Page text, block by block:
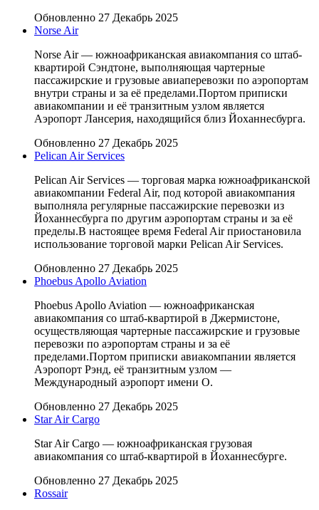
Обновленно 27 Декабрь 2025
Norse Air
Norse Air — южноафриканская авиакомпания со штаб-
квартирой Сэндтоне, выполняющая чартерные
пассажирские и грузовые авиаперевозки по аэропортам
внутри страны и за её пределами.Портом приписки
авиакомпании и её транзитным узлом является
Аэропорт Лансерия, находящийся близ Йоханнесбурга.
Обновленно 27 Декабрь 2025
Pelican Air Services
Pelican Air Services — торговая марка южноафриканской
авиакомпании Federal Air, под которой авиакомпания
выполняла регулярные пассажирские перевозки из
Йоханнесбурга по другим аэропортам страны и за её
пределы.В настоящее время Federal Air приостановила
использование торговой марки Pelican Air Services.
Обновленно 27 Декабрь 2025
Phoebus Apollo Aviation
Phoebus Apollo Aviation — южноафриканская
авиакомпания со штаб-квартирой в Джермистоне,
осуществляющая чартерные пассажирские и грузовые
перевозки по аэропортам страны и за её
пределами.Портом приписки авиакомпании является
Аэропорт Рэнд, её транзитным узлом —
Международный аэропорт имени О.
Обновленно 27 Декабрь 2025
Star Air Cargo
Star Air Cargo — южноафриканская грузовая
авиакомпания со штаб-квартирой в Йоханнесбурге.
Обновленно 27 Декабрь 2025
Rossair